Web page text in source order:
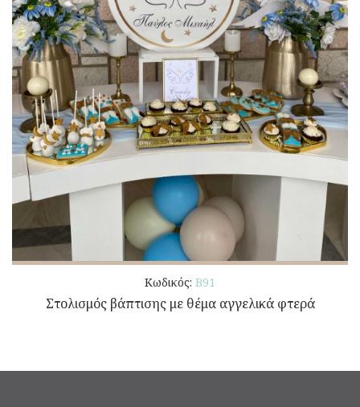
Κωδικός: Β91
Στολισμός βάπτισης με θέμα αγγελικά φτερά